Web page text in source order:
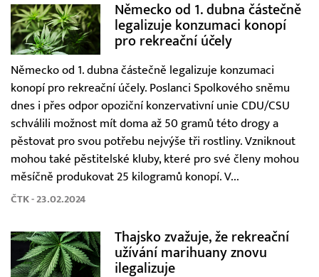
Německo od 1. dubna částečně
legalizuje konzumaci konopí
pro rekreační účely
Německo od 1. dubna částečně legalizuje konzumaci
konopí pro rekreační účely. Poslanci Spolkového sněmu
dnes i přes odpor opoziční konzervativní unie CDU/CSU
schválili možnost mít doma až 50 gramů této drogy a
pěstovat pro svou potřebu nejvýše tři rostliny. Vzniknout
mohou také pěstitelské kluby, které pro své členy mohou
měsíčně produkovat 25 kilogramů konopí. V...
ČTK - 23.02.2024
Thajsko zvažuje, že rekreační
užívání marihuany znovu
ilegalizuje